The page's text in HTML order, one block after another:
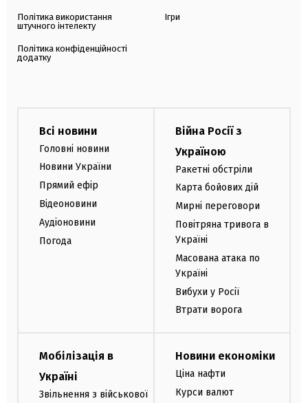
Політика використання
штучного інтелекту
Політика конфіденційності
додатку
Ігри
Всі новини
Головні новини
Новини України
Прямий ефір
Відеоновини
Аудіоновини
Погода
Війна Росії з
Україною
Ракетні обстріли
Карта бойових дій
Мирні переговори
Повітряна тривога в
Україні
Масована атака по
Україні
Вибухи у Росії
Втрати ворога
Мобілізація в
Україні
Звільнення з військової
Новини економіки
Ціна нафти
Курси валют